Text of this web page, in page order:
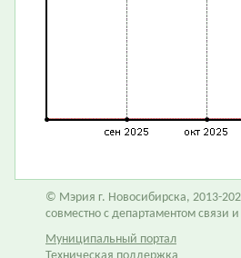
© Мэрия г. Новосибирска, 2013-
совместно с департаментом
Муниципальный портал